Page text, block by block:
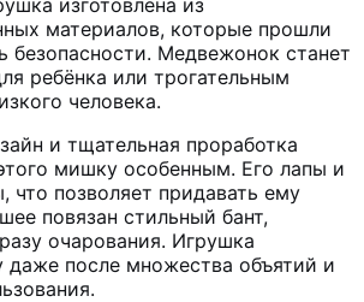
материалов, которые прошли
безопасности. Медвежонок станет
ребёнка или трогательным
человека.
и тщательная проработка
мишку особенным. Его лапы и
что позволяет придавать ему
повязан стильный бант,
очарования. Игрушка
даже после множества объятий и